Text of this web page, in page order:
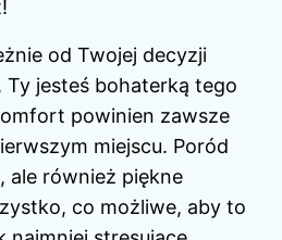
od Twojej decyzji
jesteś bohaterką tego
powinien zawsze
miejscu. Poród
ale również piękne
co możliwe, aby to